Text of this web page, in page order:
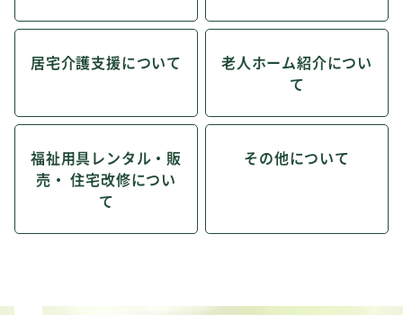
居宅介護支援について
老人ホーム紹介につい
て
福祉用具レンタル・販
売・ 住宅改修につい
て
その他について